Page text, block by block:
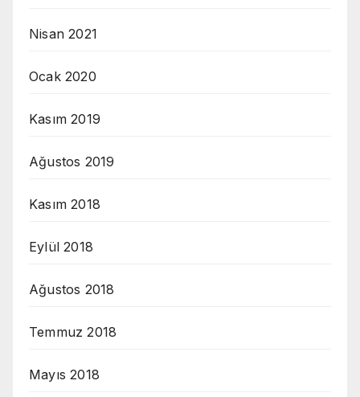
Nisan 2021
Ocak 2020
Kasım 2019
Ağustos 2019
Kasım 2018
Eylül 2018
Ağustos 2018
Temmuz 2018
Mayıs 2018